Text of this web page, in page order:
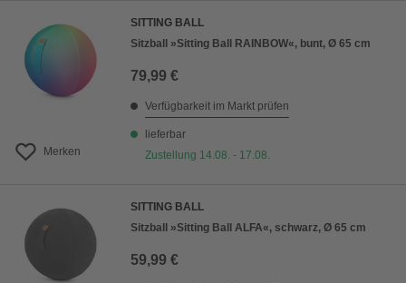
Merken
SITTING BALL
Sitzball »Sitting Ball RAINBOW«, bunt, Ø 65 cm
79,99 €
Verfügbarkeit im Markt prüfen
lieferbar
Zustellung 14.08. - 17.08.
SITTING BALL
Sitzball »Sitting Ball ALFA«, schwarz, Ø 65 cm
59,99 €